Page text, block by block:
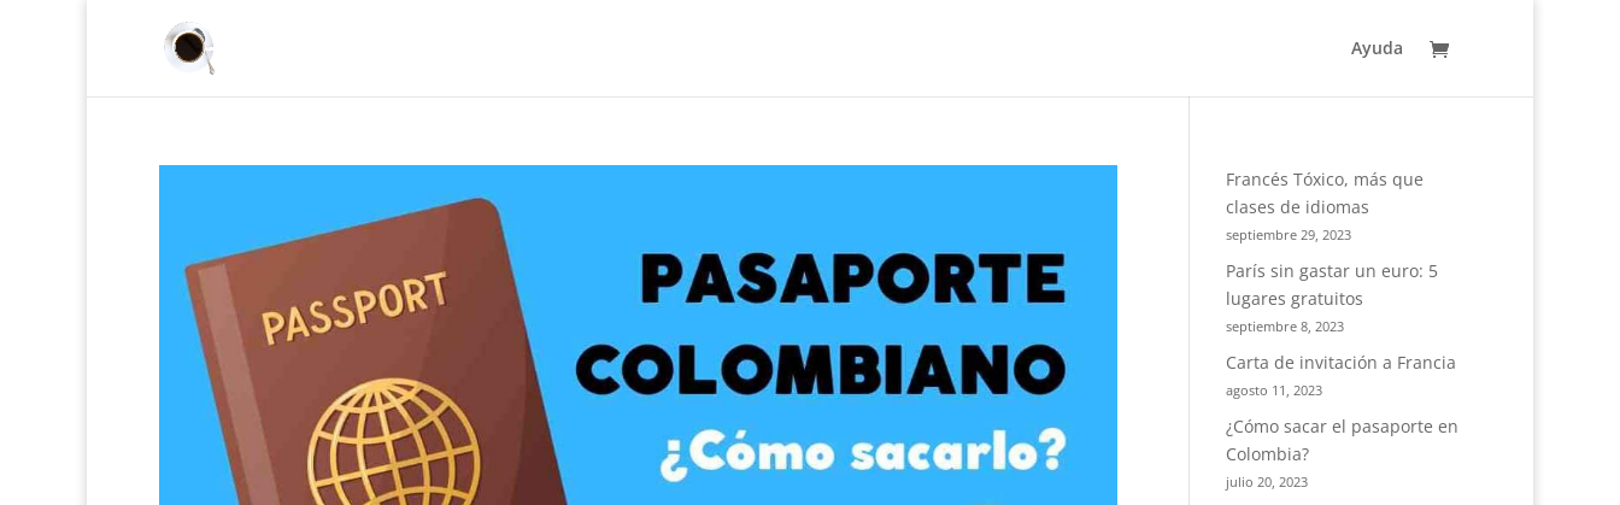
Ayuda
Francés Tóxico, más que
clases de idiomas
septiembre 29, 2023
París sin gastar un euro: 5
lugares gratuitos
septiembre 8, 2023
Carta de invitación a Francia
agosto 11, 2023
¿Cómo sacar el pasaporte en
Colombia?
julio 20, 2023